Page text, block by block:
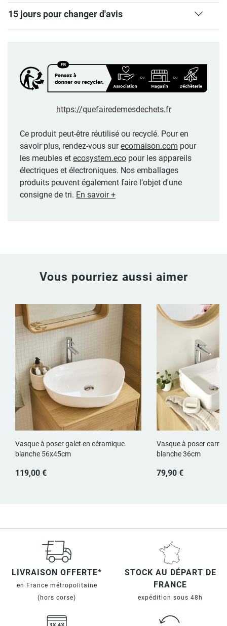
15 jours pour changer d'avis
https://quefairedemesdechets.fr
Ce produit peut-être réutilisé ou recyclé. Pour en
savoir plus, rendez-vous surecomaison.com pour
les meubles et ecosystem.eco pour les appareils
électriques et électroniques. Nos emballages
produits peuvent également faire l'objet d'une
consigne de tri. En savoir +
Vous pourriez aussi aimer
Vasque à poser galet en céramique
blanche 56x45cm
119,00 €
Vasque à poser
blanche 36cm
79,90 €
LIVRAISON OFFERTE*
en France métropolitaine
(hors corse)
STOCK AU DÉPART DE
FRANCE
expédition sous 48h